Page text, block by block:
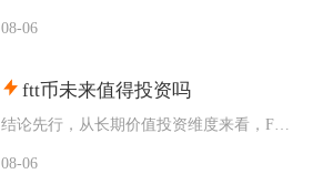
08-06
ftt币未来值得投资吗
结论先行，从长期价值投资维度来看，FTT币并不值得普通投资者布局，它仅适合风险承受能力极强
08-06